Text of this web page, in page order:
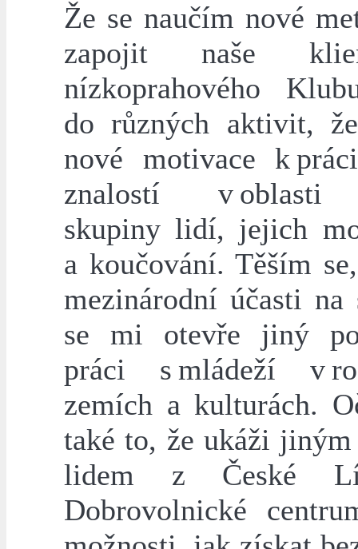
Že se naučím nové
zapojit naše
nízkoprahového
do různých aktivit,
nové motivace k
znalostí v oblasti
skupiny lidí, jejich
a koučování. Těším
mezinárodní účasti na
se mi otevře jiný
práci s mládeží v
zemích a kulturách.
také to, že ukáži
lidem z České
Dobrovolnické